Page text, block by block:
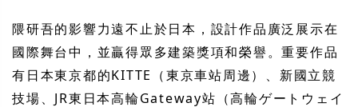
隈研吾的影響力遠不止於日本，設計作品廣泛展示在
國際舞台中，並贏得眾多建築獎項和榮譽。重要作品
有日本東京都的KITTE（東京車站周邊）、新國立競
技場、JR東日本高輪Gateway站（高輪ゲートウェイ